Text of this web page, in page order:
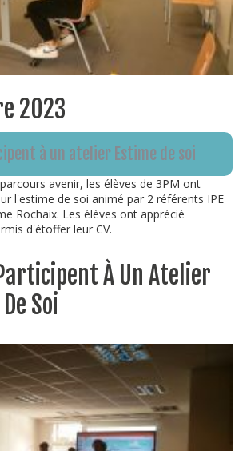
2023
à un atelier Estime de soi
avenir, les élèves de 3PM ont
l'estime de soi animé par 2 référents IPE
Rochaix. Les élèves ont apprécié
d'étoffer leur CV.
À Un Atelier
Soi